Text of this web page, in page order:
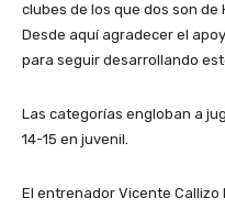
clubes de los que dos son de
Desde aquí agradecer el
para seguir desarrollando
Las categorías engloban a
14-15 en juvenil.
El entrenador Vicente